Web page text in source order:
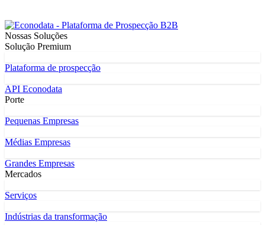
Nossas Soluções
Solução Premium
Plataforma de prospecção
API Econodata
Porte
Pequenas Empresas
Médias Empresas
Grandes Empresas
Mercados
Serviços
Indústrias da transformação